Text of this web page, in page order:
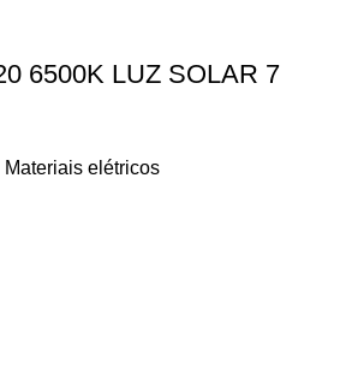
6500K LUZ SOLAR 7
Materiais elétricos